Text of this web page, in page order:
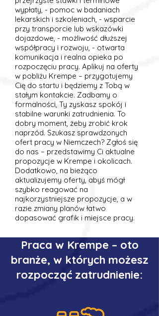
wypłaty, - pomoc w badaniach
lekarskich i szkoleniach, - wsparcie
przy transporcie lub wskazówki
dojazdowe, - możliwość dłuższej
współpracy i rozwoju, - otwarta
komunikacja i realna opieka po
rozpoczęciu pracy. Aplikuj na oferty
w pobliżu Krempe – przygotujemy
Cię do startu i będziemy z Tobą w
stałym kontakcie. Zadbamy o
formalności, Ty zyskasz spokój i
stabilne warunki zatrudnienia. To
dobry moment, żeby zrobić krok
naprzód. Szukasz sprawdzonych
ofert pracy w Niemczech? Zgłoś się
do nas – przedstawimy Ci aktualne
propozycje w Krempe i okolicach.
Dodatkowo, na bieżąco
aktualizujemy oferty, abyś mógł
szybko reagować na
najkorzystniejsze propozycje, a w
razie zmiany planów łatwo
dopasować grafik i miejsce pracy.
Praca w Krempe – oto
branże, w których możesz
rozpocząć zatrudnienie: